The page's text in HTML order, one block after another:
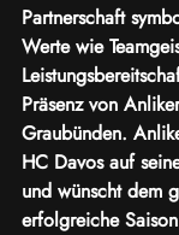
Partnerschaft
Werte wie
Präsenz von
Graubünden.
HC Davos auf
und wünscht dem
erfolgreiche